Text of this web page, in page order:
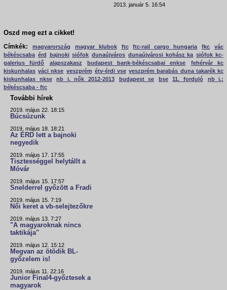
2013. január 5. 16:54
Oszd meg ezt a cikket!
Címkék:
magyarország magyar klubok ftc ftc-rail cargo hungaria fkc
vác
békéscsaba érd bajnoki siófok dunaújváros dunaújvárosi kohász ka siófok kc-
galerius fürdő
alapszakasz budapest bank-békéscsabai enkse
fehérvár kc
kiskunhalas váci nkse veszprém étv-érdi vse veszprém barabás duna takarék kc
kiskunhalas nkse
nb i. nők 2012-2013 budapest se bse 11. forduló
nb i.:
békéscsaba - ftc
További hírek
2019. május 22. 18:15
Búcsúzunk
2019. május 18. 18:21
Az ÉRD lett a bajnoki
negyedik
2019. május 17. 17:55
Tisztességgel helytállt a
Móvár
2019. május 15. 17:57
Snelderrel győzött a Fradi
2019. május 15. 7:19
Női keret a vb-selejtezőkre
2019. május 13. 7:27
"A magyaroknak nincs
taktikája"
2019. május 12. 15:12
Megvan az ötödik BL-
győzelem is!
2019. május 11. 22:16
Junior Final4-győztesek a
magyarok